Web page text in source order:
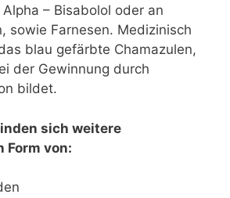
– Bisabolol oder an
sowie Farnesen. Medizinisch
blau gefärbte Chamazulen,
der Gewinnung durch
bildet.
sich weitere
Form von: